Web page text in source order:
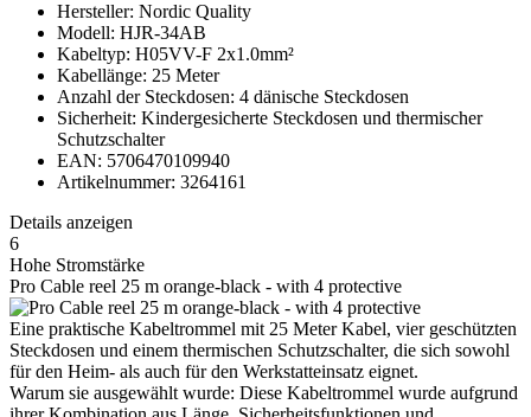
Hersteller: Nordic Quality
Modell: HJR-34AB
Kabeltyp: H05VV-F 2x1.0mm²
Kabellänge: 25 Meter
Anzahl der Steckdosen: 4 dänische Steckdosen
Sicherheit: Kindergesicherte Steckdosen und thermischer
Schutzschalter
EAN: 5706470109940
Artikelnummer: 3264161
Details anzeigen
6
Hohe Stromstärke
Pro Cable reel 25 m orange-black - with 4 protective
Eine praktische Kabeltrommel mit 25 Meter Kabel, vier geschützten
Steckdosen und einem thermischen Schutzschalter, die sich sowohl
für den Heim- als auch für den Werkstatteinsatz eignet.
Warum sie ausgewählt wurde: Diese Kabeltrommel wurde aufgrund